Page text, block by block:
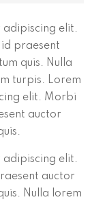
adipiscing elit.
praesent
quis. Nulla
turpis. Lorem
elit. Morbi
auctor
adipiscing elit.
auctor
Nulla lorem